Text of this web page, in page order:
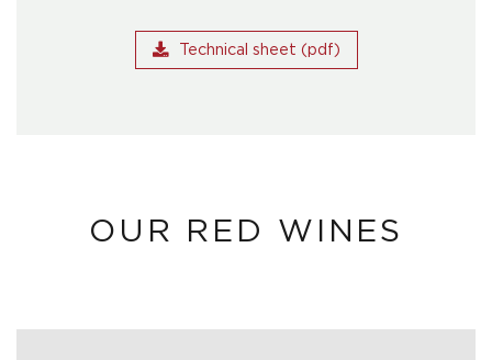
Technical sheet (pdf)
OUR RED WINES